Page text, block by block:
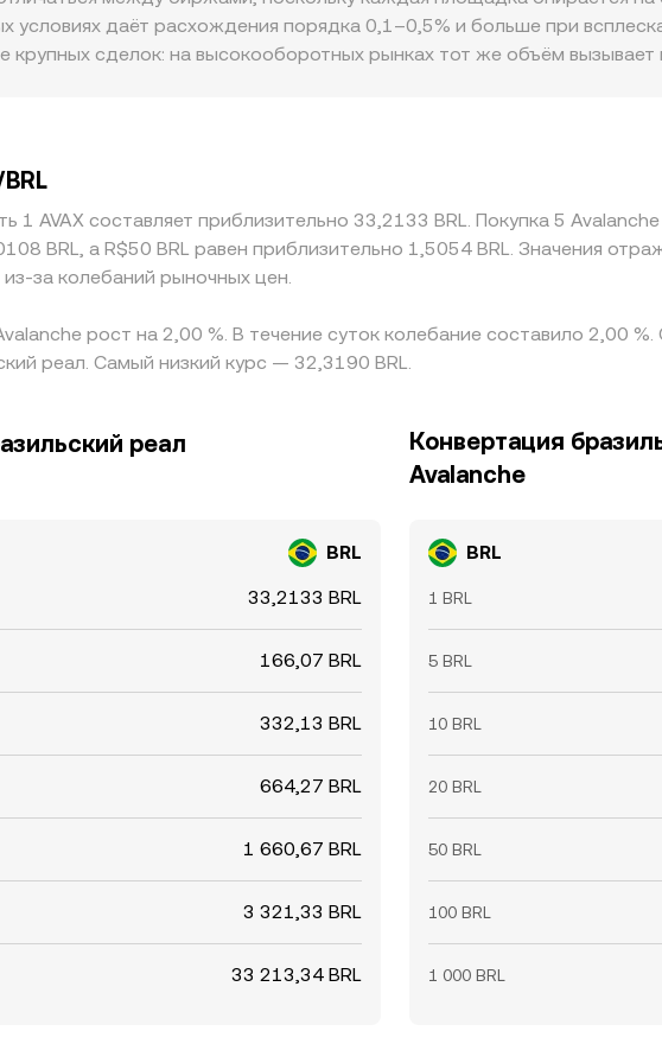
свопах проскальзывание меняет эту пропорцию, что затем может
арбитраж.
условиях даёт расхождения порядка 0,1–0,5% и больше при
крупных сделок: на высокооборотных рынках тот же объём
передаётся в итоговую цену AVAX/BRL. Арбитраж между биржами
времени переводов и риска исполнения, поэтому краткосрочные
движений.
1 AVAX составляет приблизительно 33,2133 BRL. Покупка 5
BRL, а R$50 BRL равен приблизительно 1,5054 BRL. Значения
за колебаний рыночных цен.
рост на 2,00 %. В течение суток колебание составило 2,00
реал. Самый низкий курс — 32,3190 BRL.
реал
BRL
33,2133 BRL
166,07 BRL
332,13 BRL
664,27 BRL
1 660,67 BRL
3 321,33 BRL
33 213,34 BRL
Конвертация
Avalanche
BRL
1 BRL
5 BRL
10 BRL
20 BRL
50 BRL
100 BRL
1 000 BRL